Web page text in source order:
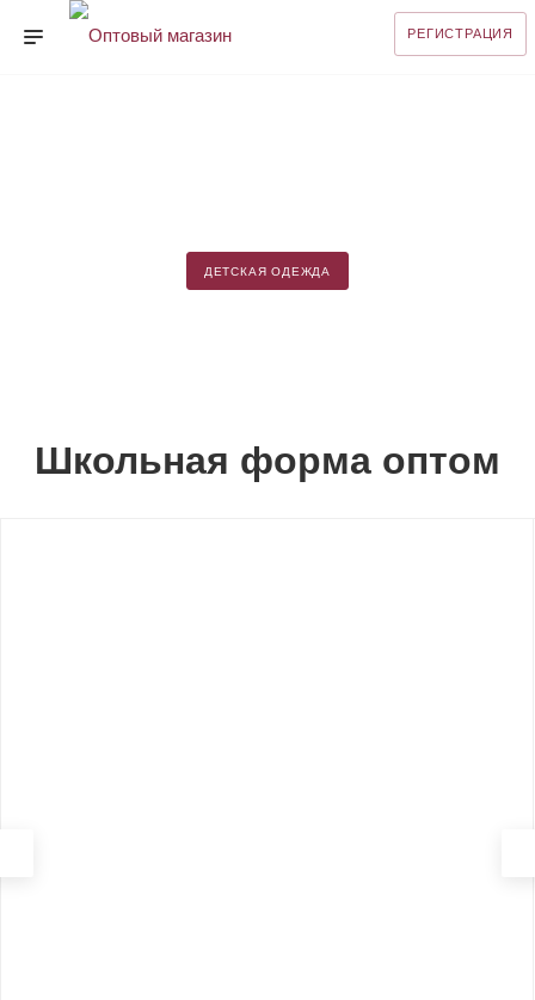
РЕГИСТРАЦИЯ
ДЕТСКАЯ ОДЕЖДА
Школьная форма оптом